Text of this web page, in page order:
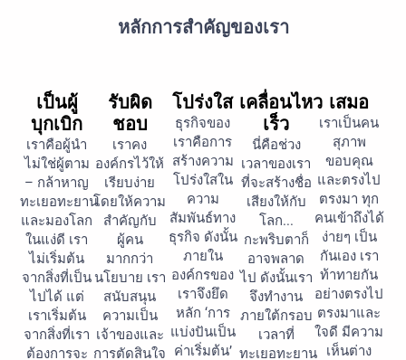
หลักการสำคัญของเรา
เป็นผู้
บุกเบิก
เราคือผู้นำ
ไม่ใช่ผู้ตาม
– กล้าหาญ
ทะเยอทะยาน
และมองโลก
ในแง่ดี เรา
ไม่เริ่มต้น
จากสิ่งที่เป็น
ไปได้ แต่
เราเริ่มต้น
จากสิ่งที่เรา
ต้องการจะ
รับผิด
ชอบ
เราคง
องค์กรไว้ให้
เรียบง่าย
โดยให้ความ
สำคัญกับ
ผู้คน
มากกว่า
นโยบาย เรา
สนับสนุน
ความเป็น
เจ้าของและ
การตัดสินใจ
โปร่งใส
ธุรกิจของ
เราคือการ
สร้างความ
โปร่งใสใน
ความ
สัมพันธ์ทาง
ธุรกิจ ดังนั้น
ภายใน
องค์กรของ
เราจึงยึด
หลัก ‘การ
แบ่งปันเป็น
ค่าเริ่มต้น’
เคลื่อนไหว
เร็ว
นี่คือช่วง
เวลาของเรา
ที่จะสร้างชื่อ
เสียงให้กับ
โลก...
กะพริบตาก็
อาจพลาด
ไป ดังนั้นเรา
จึงทำงาน
ภายใต้กรอบ
เวลาที่
ทะเยอทะยาน
เสมอ
เราเป็นคน
สุภาพ
ขอบคุณ
และตรงไป
ตรงมา ทุก
คนเข้าถึงได้
ง่ายๆ เป็น
กันเอง เรา
ท้าทายกัน
อย่างตรงไป
ตรงมาและ
ใจดี มีความ
เห็นต่าง